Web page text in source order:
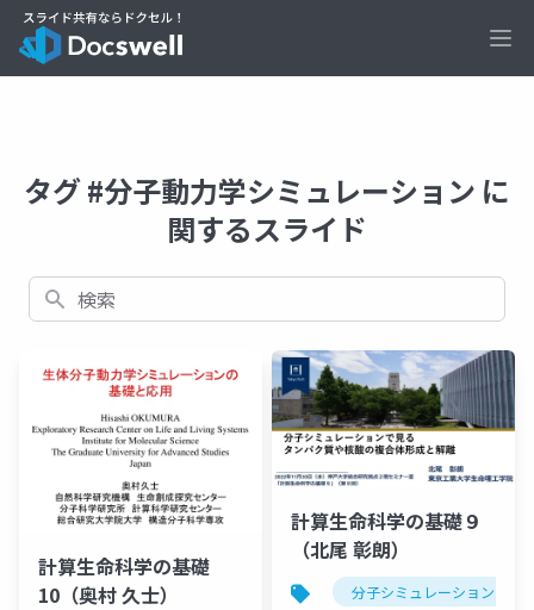
タグ #分子動力学シミュレーション に
関するスライド
検索
計算生命科学の基礎
10（奥村 久士）
計算生命科学の基礎９
（北尾 彰朗）
分子シミュレーション